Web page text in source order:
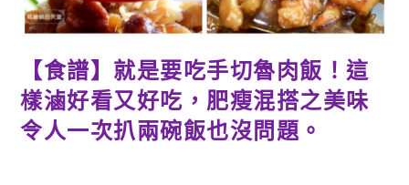
【食譜】就是要吃手切魯肉飯！這
樣滷好看又好吃，肥瘦混搭之美味
令人一次扒兩碗飯也沒問題。